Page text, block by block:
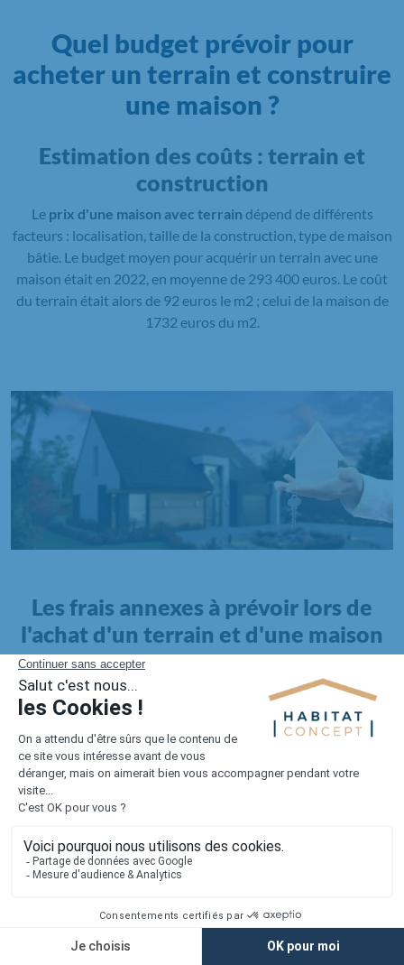
Quel budget prévoir pour
acheter un terrain et construire
une maison ?
Estimation des coûts : terrain et
construction
Le prix d'une maison avec terrain dépend de différents
facteurs : localisation, taille de la construction, type de maison
bâtie. Le budget moyen pour acquérir un terrain avec une
maison était en 2022, en moyenne de 293 400 euros. Le coût
du terrain était alors de 92 euros le m2 ; celui de la maison de
1732 euros du m2.
Les frais annexes à prévoir lors de
l'achat d'un terrain et d'une maison
Il faut également intégrer à votre budget, les
pour la maison. Outre l'achat du terrain et la construction, il
faut prendre en compte la viabilisation si elle n'est pas
proposée par le constructeur. Les frais de raccordements et les
taxes éventuelles coûtent entre 5 000 et 15 000 euros selon la
localisation du terrain et son accès.
Quant auxfrais de notaire
Lorsque vous vous tournez vers une maison existante, il sera
nécessaire de faire des travaux de rénovation. Ceux-ci sont
souvent coûteux et doivent être ajoutés au prix de l'achat